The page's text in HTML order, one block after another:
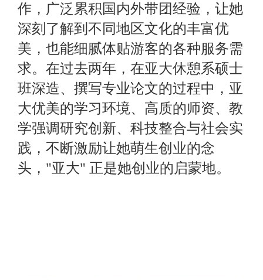
作，广泛累积国内外带团经验，让她
深刻了解到不同地区文化的丰富优
美，也能细腻体贴游客的各种服务需
求。在过去两年，在亚大休憩系硕士
班深造、撰写专业论文的过程中，亚
大优美的学习环境、高质的师资、教
学强调研究创新、科技整合与社会实
践，不断激励让她萌生创业的念
头，"亚大" 正是她创业的启蒙地。